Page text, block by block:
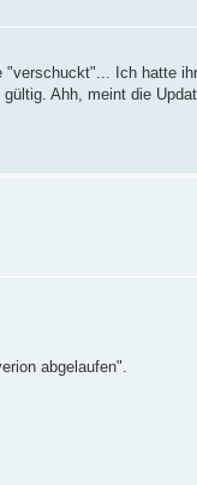
Ich hatte
Ahh, meint die
abgelaufen".